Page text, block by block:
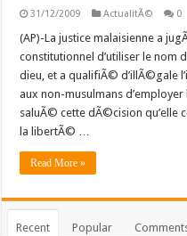
31/12/2009 ActualitÃ© 0
(AP)-La justice malaisienne a
constitutionnel d’utiliser le
dieu, et a qualifiÃ© d’illÃ©gale
aux non-musulmans
saluÃ© cette dÃ©cision qu’elle
la libertÃ© …
Read More »
Recent Popular